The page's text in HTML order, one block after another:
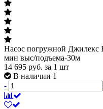
Насос погружной
мин выс/подъема-30м
14 695 руб. за 1 шт
В наличии 1
-